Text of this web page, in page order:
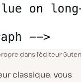
dans l’éditeur
classique, vous